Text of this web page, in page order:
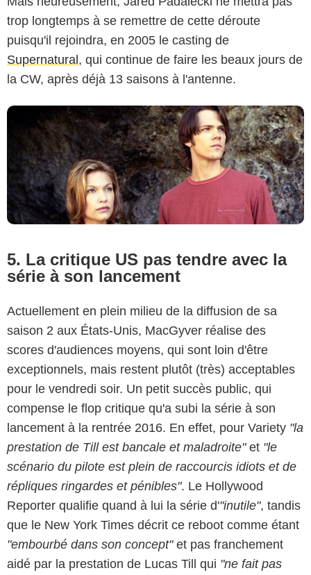
trop longtemps à se remettre de cette déroute
puisqu'il rejoindra, en 2005 le casting de
Supernatural, qui continue de faire les beaux jours de
la CW, après déjà 13 saisons à l'antenne.
5. La critique US pas tendre avec la
série à son lancement
Actuellement en plein milieu de la diffusion de sa
saison 2 aux États-Unis, MacGyver réalise des
scores d'audiences moyens, qui sont loin d'être
exceptionnels, mais restent plutôt (très) acceptables
pour le vendredi soir. Un petit succès public, qui
compense le flop critique qu'a subi la série à son
lancement à la rentrée 2016. En effet, pour Variety "la
prestation de Till est bancale et maladroite"et "le
scénario du pilote est plein de raccourcis idiots et de
répliques ringardes et pénibles". Le Hollywood
Reporter qualifie quand à lui la série d'"inutile", tandis
que le New York Times décrit ce reboot comme étant
"embourbé dans son concept"et pas franchement
aidé par la prestation de Lucas Till qui "ne fait pas